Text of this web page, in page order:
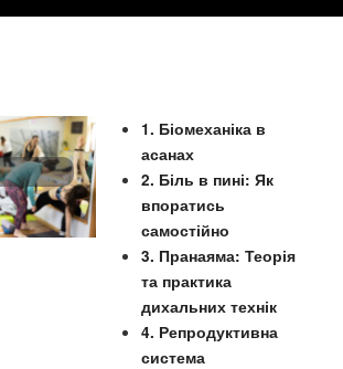
1. Біомеханіка в
асанах
2. Біль в пині: Як
впоратись
самостійно
3. Пранаяма: Теорія
та практика
дихальних технік
4. Репродуктивна
система